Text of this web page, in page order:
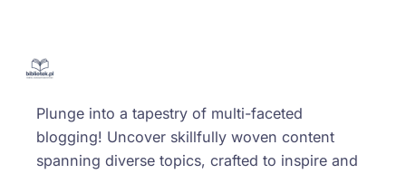
Plunge into a tapestry of multi-faceted
blogging! Uncover skillfully woven content
spanning diverse topics, crafted to inspire and